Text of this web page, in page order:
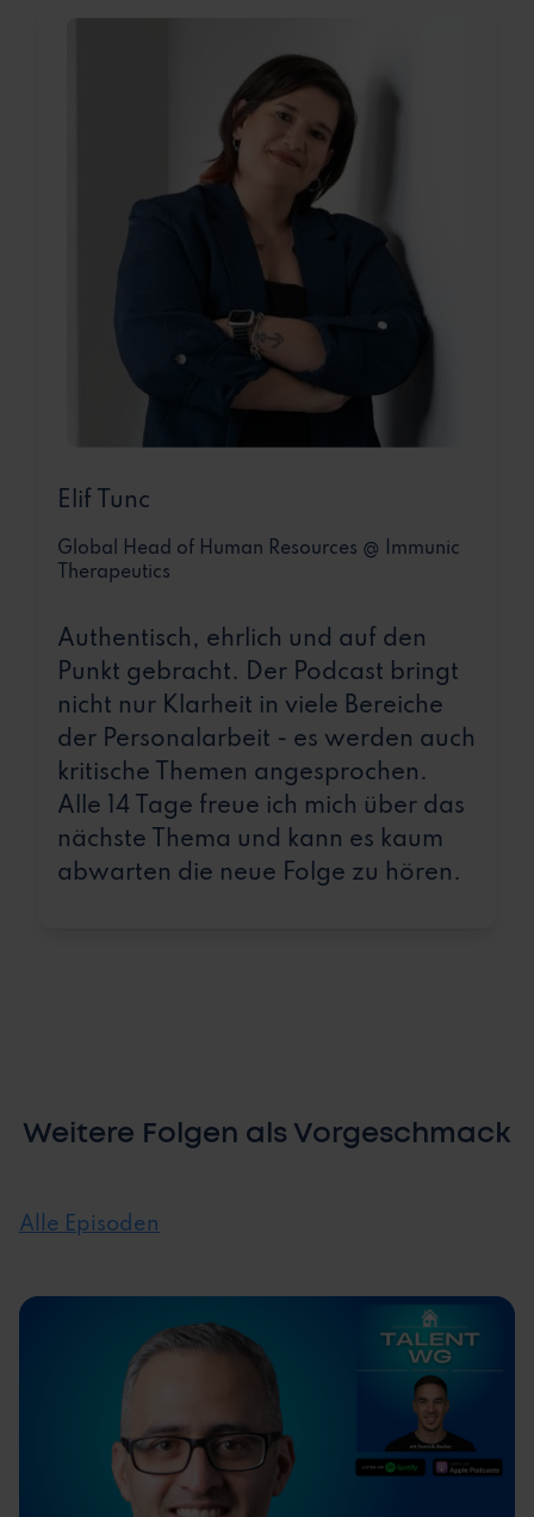
Elif Tunc
Global Head of Human Resources @ Immunic
Therapeutics
Authentisch, ehrlich und auf den
Punkt gebracht. Der Podcast bringt
nicht nur Klarheit in viele Bereiche
der Personalarbeit - es werden auch
kritische Themen angesprochen.
Alle 14 Tage freue ich mich über das
nächste Thema und kann es kaum
abwarten die neue Folge zu hören.
Weitere Folgen als Vorgeschmack
Alle Episoden